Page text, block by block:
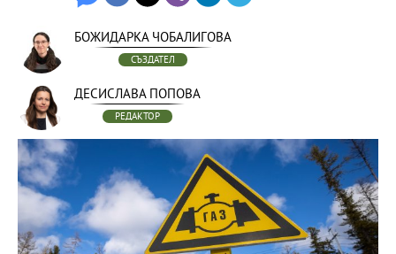
БОЖИДАРКА ЧОБАЛИГОВА
СЪЗДАТЕЛ
ДЕСИСЛАВА ПОПОВА
РЕДАКТОР